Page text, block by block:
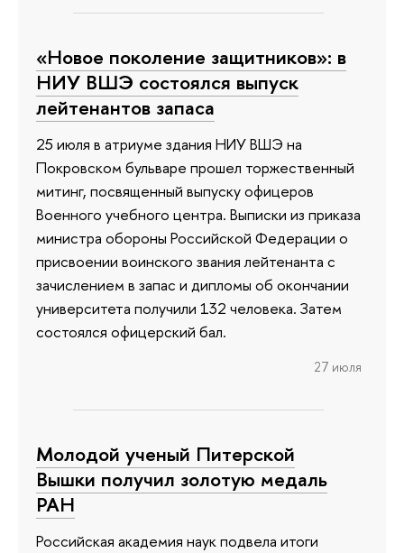
«Новое поколение защитников»: в
НИУ ВШЭ состоялся выпуск
лейтенантов запаса
25 июля в атриуме здания НИУ ВШЭ на
Покровском бульваре прошел торжественный
митинг, посвященный выпуску офицеров
Военного учебного центра. Выписки из приказа
министра обороны Российской Федерации о
присвоении воинского звания лейтенанта с
зачислением в запас и дипломы об окончании
университета получили 132 человека. Затем
состоялся офицерский бал.
27 июля
Молодой ученый Питерской
Вышки получил золотую медаль
РАН
Российская академия наук подвела итоги